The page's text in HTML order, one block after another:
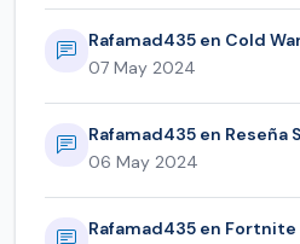
Rafamad435 en Cold
07 May 2024
Rafamad435 en Reseña
06 May 2024
Rafamad435 en Fortnite